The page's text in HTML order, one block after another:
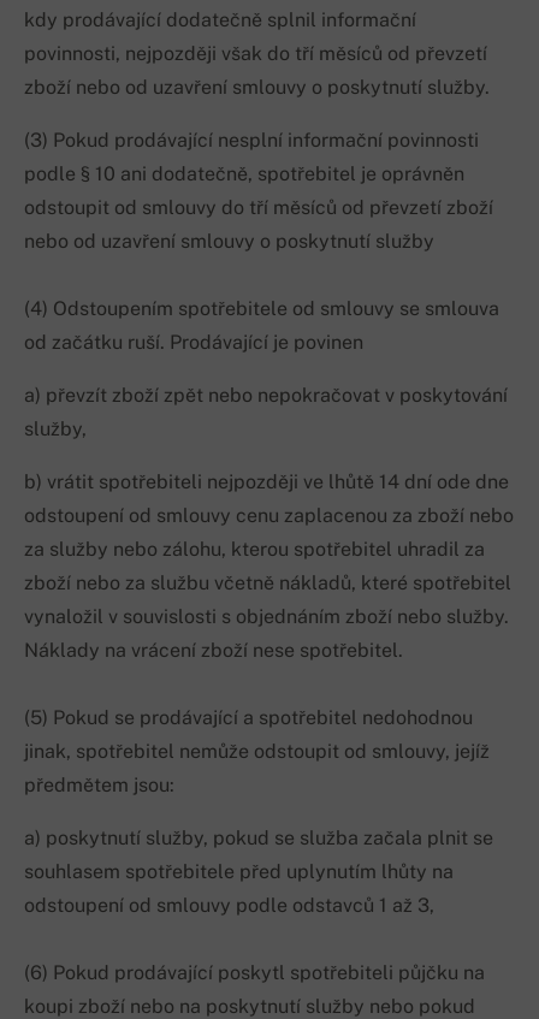
kdy prodávající dodatečně splnil informační
povinnosti, nejpozději však do tří měsíců od převzetí
zboží nebo od uzavření smlouvy o poskytnutí služby.
(3) Pokud prodávající nesplní informační povinnosti
podle § 10 ani dodatečně, spotřebitel je oprávněn
odstoupit od smlouvy do tří měsíců od převzetí zboží
nebo od uzavření smlouvy o poskytnutí služby
(4) Odstoupením spotřebitele od smlouvy se smlouva
od začátku ruší. Prodávající je povinen
a) převzít zboží zpět nebo nepokračovat v poskytování
služby,
b) vrátit spotřebiteli nejpozději ve lhůtě 14 dní ode dne
odstoupení od smlouvy cenu zaplacenou za zboží nebo
za služby nebo zálohu, kterou spotřebitel uhradil za
zboží nebo za službu včetně nákladů, které spotřebitel
vynaložil v souvislosti s objednáním zboží nebo služby.
Náklady na vrácení zboží nese spotřebitel.
(5) Pokud se prodávající a spotřebitel nedohodnou
jinak, spotřebitel nemůže odstoupit od smlouvy, jejíž
předmětem jsou:
a) poskytnutí služby, pokud se služba začala plnit se
souhlasem spotřebitele před uplynutím lhůty na
odstoupení od smlouvy podle odstavců 1 až 3,
(6) Pokud prodávající poskytl spotřebiteli půjčku na
koupi zboží nebo na poskytnutí služby nebo pokud